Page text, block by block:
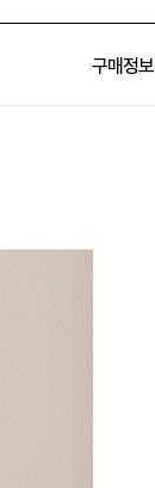
구매정보